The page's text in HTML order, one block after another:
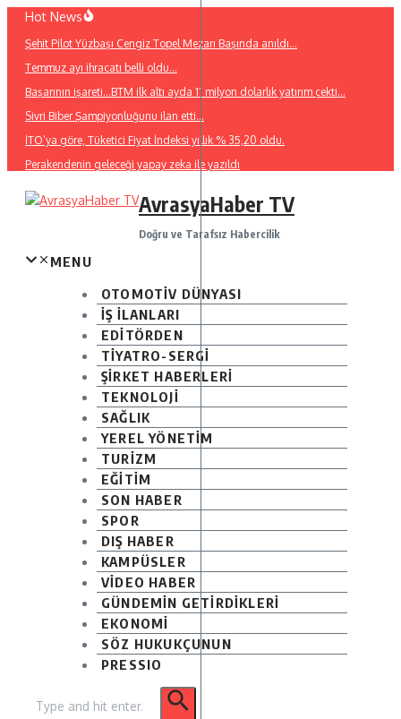
İçeriğe
Hot News
Şehit Pilot Yüzbaşı Cengiz Topel Mezarı Başında anıldı…
Temmuz ayı ihracatı belli oldu…
Başarının işareti…BTM ilk altı ayda 11 milyon dolarlık yatırım çekti…
Sivri Biber Şampiyonluğunu ilan etti…
İTO’ya göre, Tüketici Fiyat İndeksi yıllık % 35,20 oldu.
Perakendenin geleceği yapay zeka ile yazıldı
AvrasyaHaber TV
Doğru ve Tarafsız Habercilik
MENU
OTOMOTİV DÜNYASI
İŞ İLANLARI
EDİTÖRDEN
TİYATRO-SERGİ
ŞİRKET HABERLERİ
TEKNOLOJİ
SAĞLIK
YEREL YÖNETİM
TURİZM
EĞİTİM
SON HABER
SPOR
DIŞ HABER
KAMPÜSLER
VİDEO HABER
GÜNDEMİN GETİRDİKLERİ
EKONOMİ
SÖZ HUKUKÇUNUN
PRESSIO